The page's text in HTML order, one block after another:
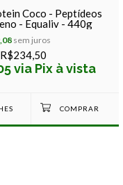
Coco - Peptídeos
- Equaliv - 440g
sem juros
R$234,50
via Pix à vista